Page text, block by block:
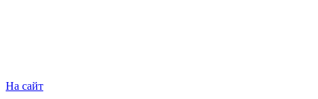
На сайт